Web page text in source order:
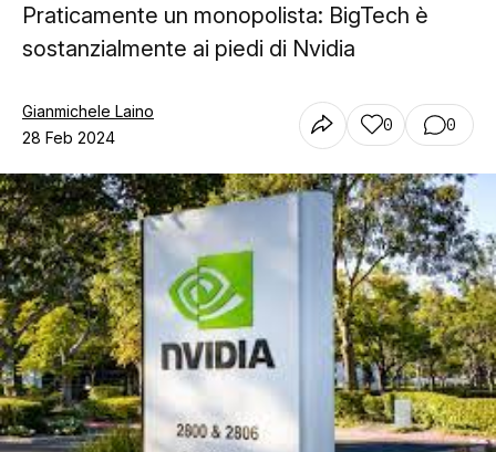
Chi siamo
Contatti
Praticamente un monopolista: BigTech è
sostanzialmente ai piedi di Nvidia
Gianmichele Laino
28 Feb 2024
0 0